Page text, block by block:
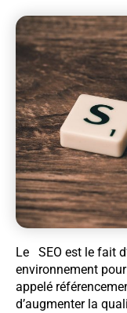
Le SEO est le fait
environnement
appelé
d’augmenter la